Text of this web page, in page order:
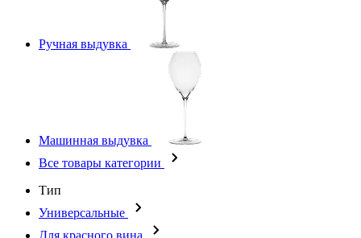
Ручная выдувка
Машинная выдувка
Все товары категории
Тип
Универсальные
Для красного вина